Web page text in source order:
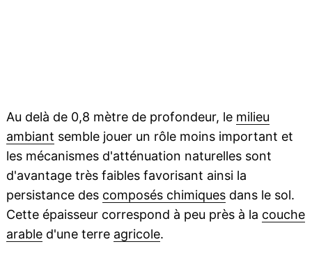
Au delà de 0,8 mètre de profondeur, le milieu
ambiant semble jouer un rôle moins important et
les mécanismes d'atténuation naturelles sont
d'avantage très faibles favorisant ainsi la
persistance des composés chimiquesdans le sol.
Cette épaisseur correspond à peu près à la couche
arabled'une terre agricole.